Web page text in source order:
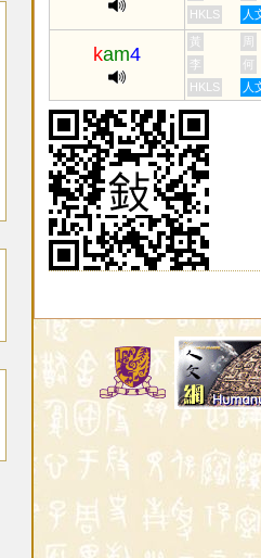
HKLS
人
kam4
黃 周
李
何
HKLS
人